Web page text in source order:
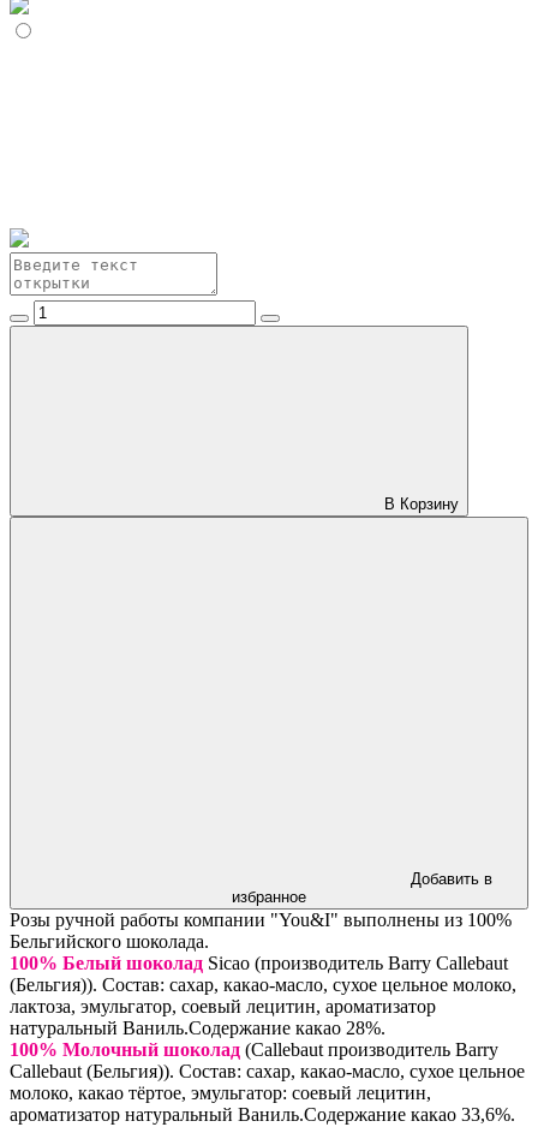
В Корзину
Добавить в
избранное
Розы ручной работы компании "You&I" выполнены из 100%
Бельгийского шоколада.
100% Белый шоколад Sicao (производитель Barry Callebaut
(Бельгия)). Состав: сахар, какао-масло, сухое цельное молоко,
лактоза, эмульгатор, соевый лецитин, ароматизатор
натуральный Ваниль.Содержание какао 28%.
100% Молочный шоколад (Callebaut производитель Barry
Callebaut (Бельгия)). Состав: сахар, какао-масло, сухое цельное
молоко, какао тёртое, эмульгатор: соевый лецитин,
ароматизатор натуральный Ваниль.Содержание какао 33,6%.